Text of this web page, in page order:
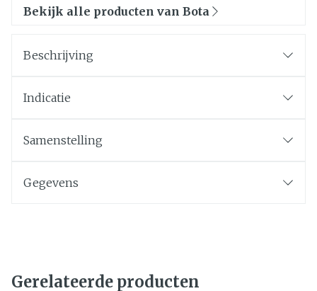
Bekijk alle producten van Bota
Beschrijving
Indicatie
Samenstelling
Gegevens
Gerelateerde producten